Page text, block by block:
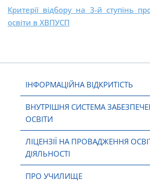
ІНФОРМАЦІЙНА ВІДКРИТІСТЬ
ВНУТРІШНЯ СИСТЕМА
ОСВІТИ
ЛІЦЕНЗІЇ НА ПРОВАДЖЕННЯ
ДІЯЛЬНОСТІ
ПРО УЧИЛИЩЕ
Критерії відбору на 3-й ступінь
освіти в ХВПУСП